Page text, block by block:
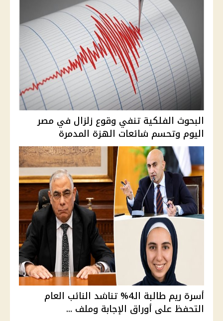
البحوث الفلكية تنفي وقوع زلزال في مصر
اليوم وتحسم شائعات الهزة المدمرة
أسرة ريم طالبة الـ4% تناشد النائب العام
التحفظ على أوراق الإجابة وملف ...